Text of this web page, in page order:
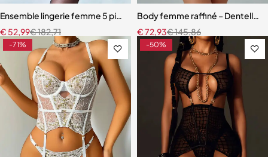
Ensemble lingerie femme 5 pièces – Dentelle brodée florale avec
€182,71
€ 52,99
Body femme raffiné – Dentelle,
€145,86
€72,93
-71% -50%